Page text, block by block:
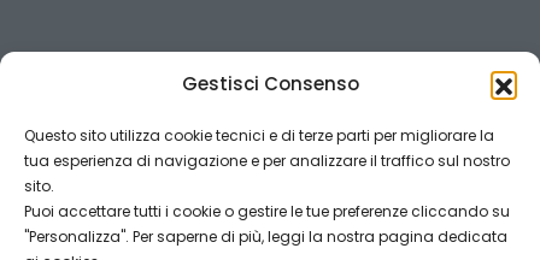
Gestisci Consenso
Questo sito utilizza cookie tecnici e di terze parti per migliorare la
tua esperienza di navigazione e per analizzare il traffico sul nostro
sito.
Puoi accettare tutti i cookie o gestire le tue preferenze cliccando su
"Personalizza". Per saperne di più, leggi la nostra pagina dedicata
PARROCCHIE
CAILINA
COGOZZO